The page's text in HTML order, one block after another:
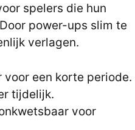
spelers die hun
power-ups slim te
verlagen.
voor een korte periode.
tijdelijk.
voor